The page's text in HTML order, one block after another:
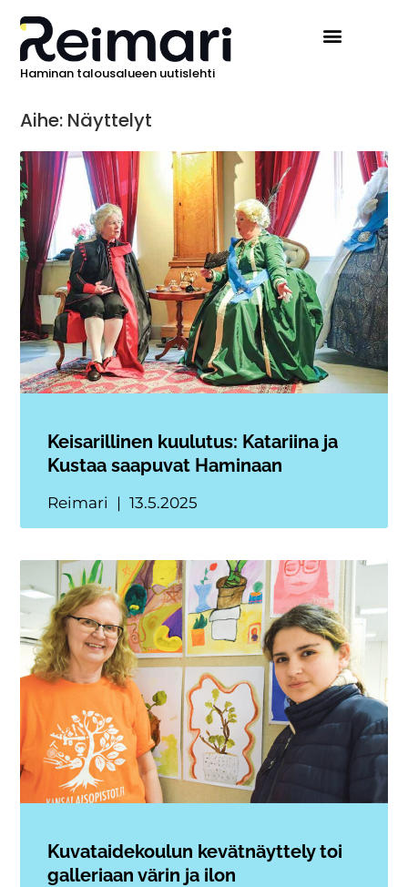
Haminan talousalueen uutislehti
Aihe: Näyttelyt
Keisarillinen kuulutus: Katariina ja
Kustaa saapuvat Haminaan
Reimari 13.5.2025
Kuvataidekoulun kevätnäyttely toi
galleriaan värin ja ilon